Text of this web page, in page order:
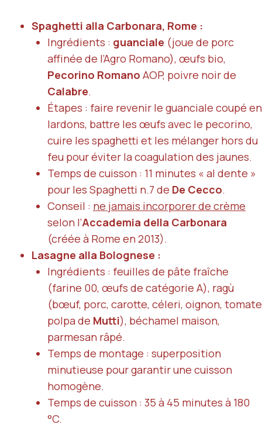
Spaghetti alla Carbonara, Rome :
Ingrédients : guanciale (joue de porc
affinée de l’Agro Romano), œufs bio,
Pecorino Romano AOP, poivre noir de
Calabre.
Étapes : faire revenir le guanciale coupé en
lardons, battre les œufs avec le pecorino,
cuire les spaghetti et les mélanger hors du
feu pour éviter la coagulation des jaunes.
Temps de cuisson : 11 minutes « al dente »
pour les Spaghetti n.7 de De Cecco.
Conseil : ne jamais incorporer de crème
selon l’Accademia della Carbonara
(créée à Rome en 2013).
Lasagne alla Bolognese :
Ingrédients : feuilles de pâte fraîche
(farine 00, œufs de catégorie A), ragù
(bœuf, porc, carotte, céleri, oignon, tomate
polpa de Mutti), béchamel maison,
parmesan râpé.
Temps de montage : superposition
minutieuse pour garantir une cuisson
homogène.
Temps de cuisson : 35 à 45 minutes à 180
°C.